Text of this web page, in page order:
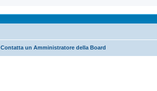
Contatta un Amministratore della Board